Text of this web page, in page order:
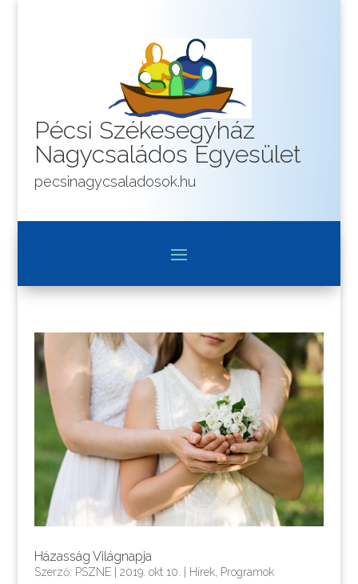
Pécsi Székesegyház
Nagycsaládos Egyesület
pecsinagycsaladosok.hu
Házasság Világnapja
Szerző: PSZNE| 2019. okt 10. Hírek, Programok